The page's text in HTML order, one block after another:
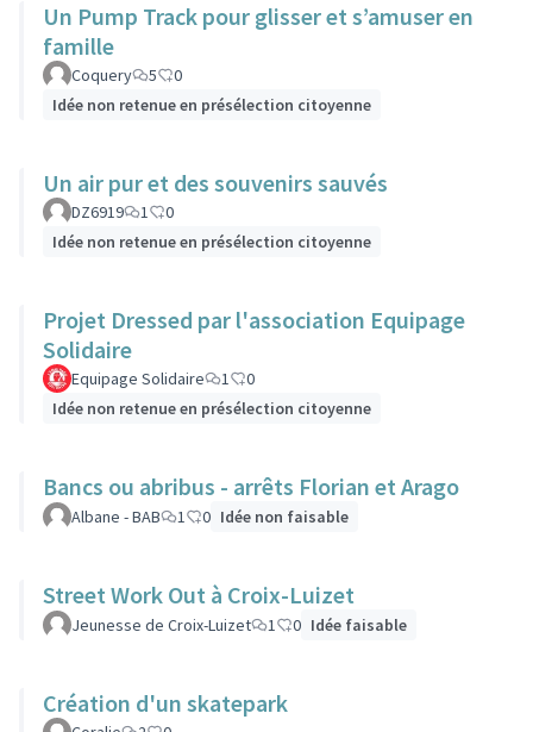
Un Pump Track pour glisser et s’amuser en
famille
Coquery 5
0
Idée non retenue en présélection citoyenne
Un air pur et des souvenirs sauvés
DZ6919 1
0
Idée non retenue en présélection citoyenne
Projet Dressed par l'association Equipage
Solidaire
Equipage Solidaire 1
0
Idée non retenue en présélection citoyenne
Bancs ou abribus - arrêts Florian et Arago
Albane - BAB 1 0 Idée non faisable
Street Work Out à Croix-Luizet
Jeunesse de Croix-Luizet 1 0 Idée faisable
Création d'un skatepark